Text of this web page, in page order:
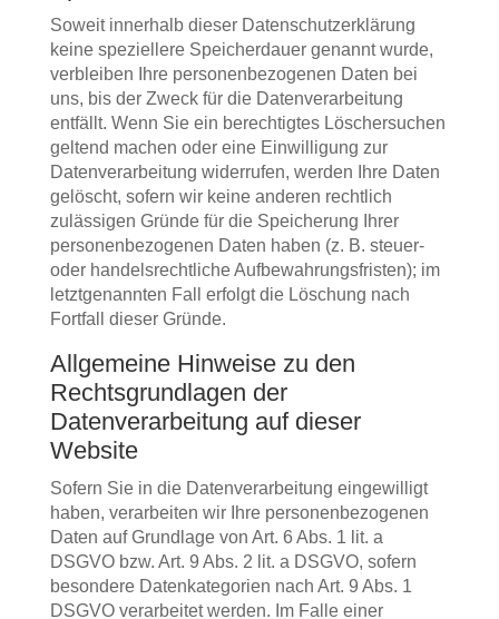
Soweit innerhalb dieser Datenschutzerklärung
keine speziellere Speicherdauer genannt wurde,
verbleiben Ihre personenbezogenen Daten bei
uns, bis der Zweck für die Datenverarbeitung
entfällt. Wenn Sie ein berechtigtes Löschersuchen
geltend machen oder eine Einwilligung zur
Datenverarbeitung widerrufen, werden Ihre Daten
gelöscht, sofern wir keine anderen rechtlich
zulässigen Gründe für die Speicherung Ihrer
personenbezogenen Daten haben (z. B. steuer-
oder handelsrechtliche Aufbewahrungsfristen); im
letztgenannten Fall erfolgt die Löschung nach
Fortfall dieser Gründe.
Allgemeine Hinweise zu den
Rechtsgrundlagen der
Datenverarbeitung auf dieser
Website
Sofern Sie in die Datenverarbeitung eingewilligt
haben, verarbeiten wir Ihre personenbezogenen
Daten auf Grundlage von Art. 6 Abs. 1 lit. a
DSGVO bzw. Art. 9 Abs. 2 lit. a DSGVO, sofern
besondere Datenkategorien nach Art. 9 Abs. 1
DSGVO verarbeitet werden. Im Falle einer